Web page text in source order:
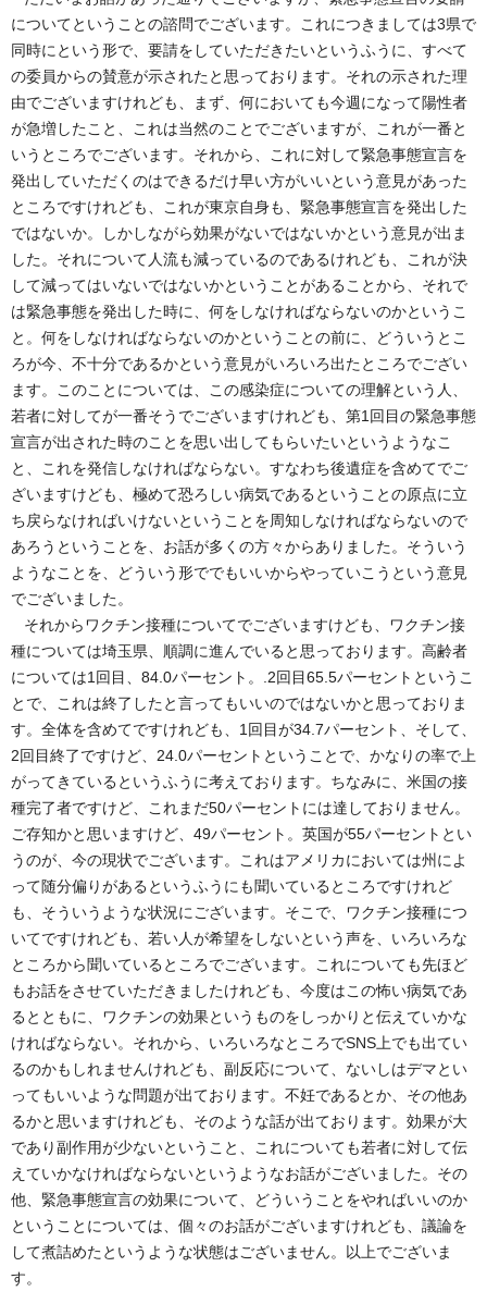
についてということの諮問でございます。これにつきましては3県で
同時にという形で、要請をしていただきたいというふうに、すべて
の委員からの賛意が示されたと思っております。それの示された理
由でございますけれども、まず、何においても今週になって陽性者
が急増したこと、これは当然のことでございますが、これが一番と
いうところでございます。それから、これに対して緊急事態宣言を
発出していただくのはできるだけ早い方がいいという意見があった
ところですけれども、これが東京自身も、緊急事態宣言を発出した
ではないか。しかしながら効果がないではないかという意見が出ま
した。それについて人流も減っているのであるけれども、これが決
して減ってはいないではないかということがあることから、それで
は緊急事態を発出した時に、何をしなければならないのかというこ
と。何をしなければならないのかということの前に、どういうとこ
ろが今、不十分であるかという意見がいろいろ出たところでござい
ます。このことについては、この感染症についての理解という人、
若者に対してが一番そうでございますけれども、第1回目の緊急事態
宣言が出された時のことを思い出してもらいたいというようなこ
と、これを発信しなければならない。すなわち後遺症を含めてでご
ざいますけども、極めて恐ろしい病気であるということの原点に立
ち戻らなければいけないということを周知しなければならないので
あろうということを、お話が多くの方々からありました。そういう
ようなことを、どういう形ででもいいからやっていこうという意見
でございました。
それからワクチン接種についてでございますけども、ワクチン接
種については埼玉県、順調に進んでいると思っております。高齢者
については1回目、84.0パーセント。.2回目65.5パーセントというこ
とで、これは終了したと言ってもいいのではないかと思っておりま
す。全体を含めてですけれども、1回目が34.7パーセント、そして、
2回目終了ですけど、24.0パーセントということで、かなりの率で上
がってきているというふうに考えております。ちなみに、米国の接
種完了者ですけど、これまだ50パーセントには達しておりません。
ご存知かと思いますけど、49パーセント。英国が55パーセントとい
うのが、今の現状でございます。これはアメリカにおいては州によ
って随分偏りがあるというふうにも聞いているところですけれど
も、そういうような状況にございます。そこで、ワクチン接種につ
いてですけれども、若い人が希望をしないという声を、いろいろな
ところから聞いているところでございます。これについても先ほど
もお話をさせていただきましたけれども、今度はこの怖い病気であ
るとともに、ワクチンの効果というものをしっかりと伝えていかな
ければならない。それから、いろいろなところでSNS上でも出てい
るのかもしれませんけれども、副反応について、ないしはデマとい
ってもいいような問題が出ております。不妊であるとか、その他あ
るかと思いますけれども、そのような話が出ております。効果が大
であり副作用が少ないということ、これについても若者に対して伝
えていかなければならないというようなお話がございました。その
他、緊急事態宣言の効果について、どういうことをやればいいのか
ということについては、個々のお話がございますけれども、議論を
して煮詰めたというような状態はございません。以上でございま
す。